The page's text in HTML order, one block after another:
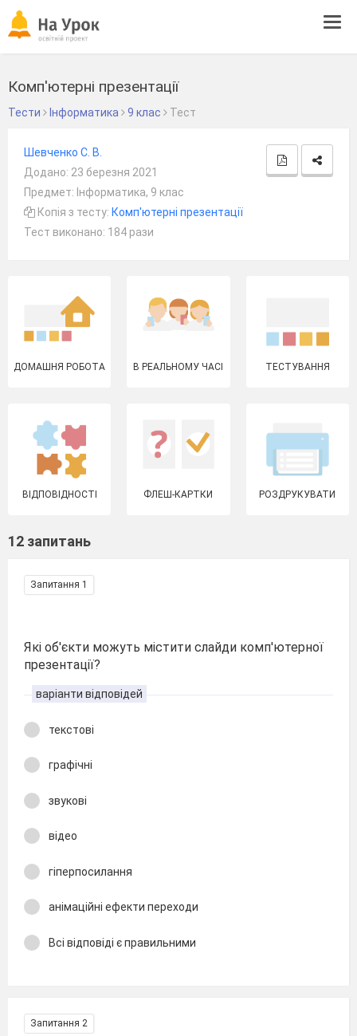
Комп'ютерні презентації
Тести Інформатика 9 клас Тест
Шевченко С. В.
Додано: 23 березня 2021
Предмет: Інформатика, 9 клас
Копія з тесту: Комп'ютерні презентації
Тест виконано: 184 рази
ДОМАШНЯ РОБОТА В РЕАЛЬНОМУ ЧАСІ ТЕСТУВАННЯ
ВІДПОВІДНОСТІ ФЛЕШ-КАРТКИ РОЗДРУКУВАТИ
12 запитань
Запитання 1
Які об'єкти можуть містити слайди комп'ютерної
презентації?
варіанти відповідей
текстові
графічні
звукові
відео
гіперпосилання
анімаційні ефекти переходи
Всі відповіді є правильними
Запитання 2